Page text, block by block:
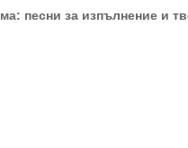
песни за изпълнение и